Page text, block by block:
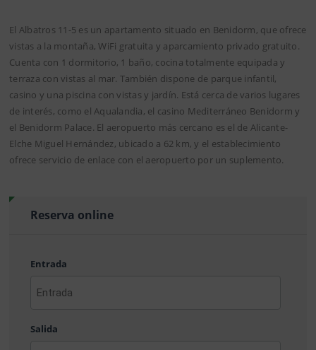
El Albatros 11-5 es un apartamento situado en Benidorm, que ofrece
vistas a la montaña, WiFi gratuita y aparcamiento privado gratuito.
Cuenta con 1 dormitorio, 1 baño, cocina totalmente equipada y
terraza con vistas al mar. También dispone de parque infantil,
casino y una piscina con vistas y jardín. Está cerca de varios lugares
de interés, como el Aqualandia, el casino Mediterráneo Benidorm y
el Benidorm Palace. El aeropuerto más cercano es el de Alicante-
Elche Miguel Hernández, ubicado a 62 km, y el establecimiento
ofrece servicio de enlace con el aeropuerto por un suplemento.
Reserva online
Entrada
AAAA
MM
Salida